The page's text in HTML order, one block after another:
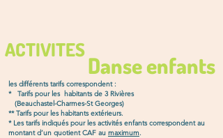
ACTIVITES
Danse enfants
les différents tarifs correspondent :
* Tarifs pour les habitants de 3 Rivières
(Beauchastel-Charmes-St Georges)
** Tarifs pour les habitants extérieurs.
* Les tarifs indiqués pour les activités enfants correspondent au
montant d’un quotient CAF au maximum.